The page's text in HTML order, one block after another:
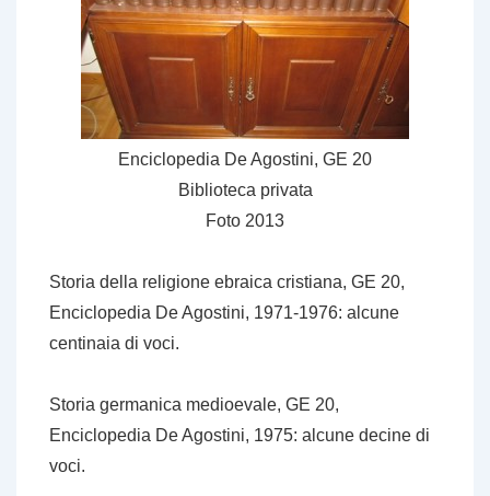
Enciclopedia De Agostini, GE 20
Biblioteca privata
Foto 2013
Storia della religione ebraica cristiana, GE 20,
Enciclopedia De Agostini, 1971-1976: alcune
centinaia di voci.
Storia germanica medioevale, GE 20,
Enciclopedia De Agostini, 1975: alcune decine di
voci.